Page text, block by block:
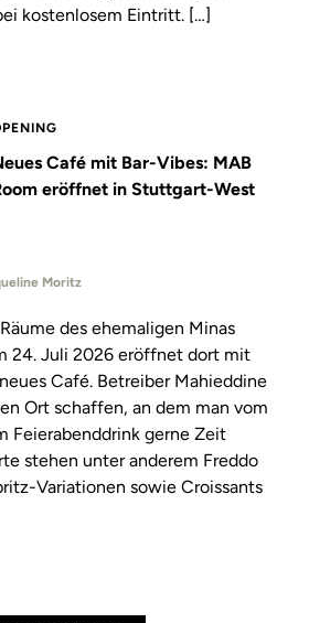
kostenlosem Eintritt. […]
Café mit Bar-Vibes: MAB
eröffnet in Stuttgart-West
Moritz
des ehemaligen Minas
24. Juli 2026 eröffnet dort mit
Café. Betreiber Mahieddine
Ort schaffen, an dem man vom
Feierabenddrink gerne Zeit
stehen unter anderem Freddo
Variationen sowie Croissants